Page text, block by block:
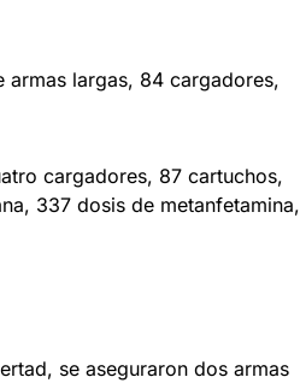
armas largas, 84 cargadores,
cargadores, 87 cartuchos,
337 dosis de metanfetamina,
se aseguraron dos armas